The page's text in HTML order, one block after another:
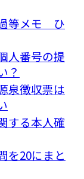
等メモ ひ
人番号の提
？
泉徴収票は
する本人確
を20にまと